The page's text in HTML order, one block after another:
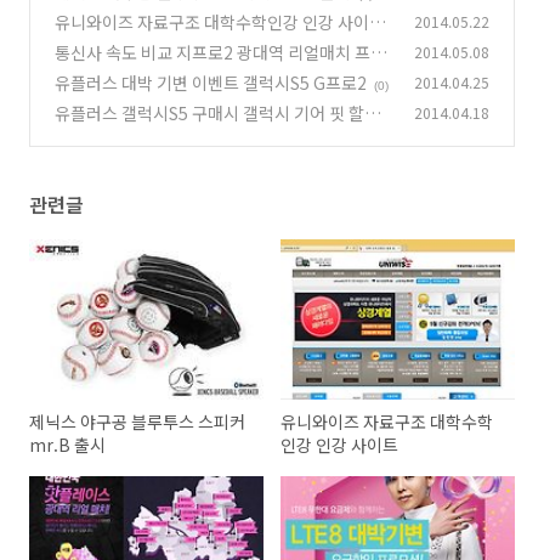
유니와이즈 자료구조 대학수학인강 인강 사이트
(1)
2014.05.22
통신사 속도 비교 지프로2 광대역 리얼매치 프로
모션
(2)
2014.05.08
유플러스 대박 기변 이벤트 갤럭시S5 G프로2 (0) 2014.04.25
유플러스 갤럭시S5 구매시 갤럭시 기어 핏 할인
2014.04.18
관련글
제닉스 야구공 블루투스 스피커
mr.B 출시
유니와이즈 자료구조 대학수학
인강 인강 사이트